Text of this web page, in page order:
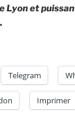
Lyon et
Telegram
Imprimer